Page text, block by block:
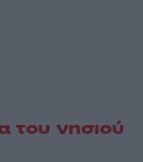
του νησιού